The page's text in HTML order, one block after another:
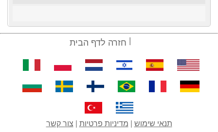
חזרה לדף הבית
תנאי שימוש| מדיניות פרטיות| צור קשר